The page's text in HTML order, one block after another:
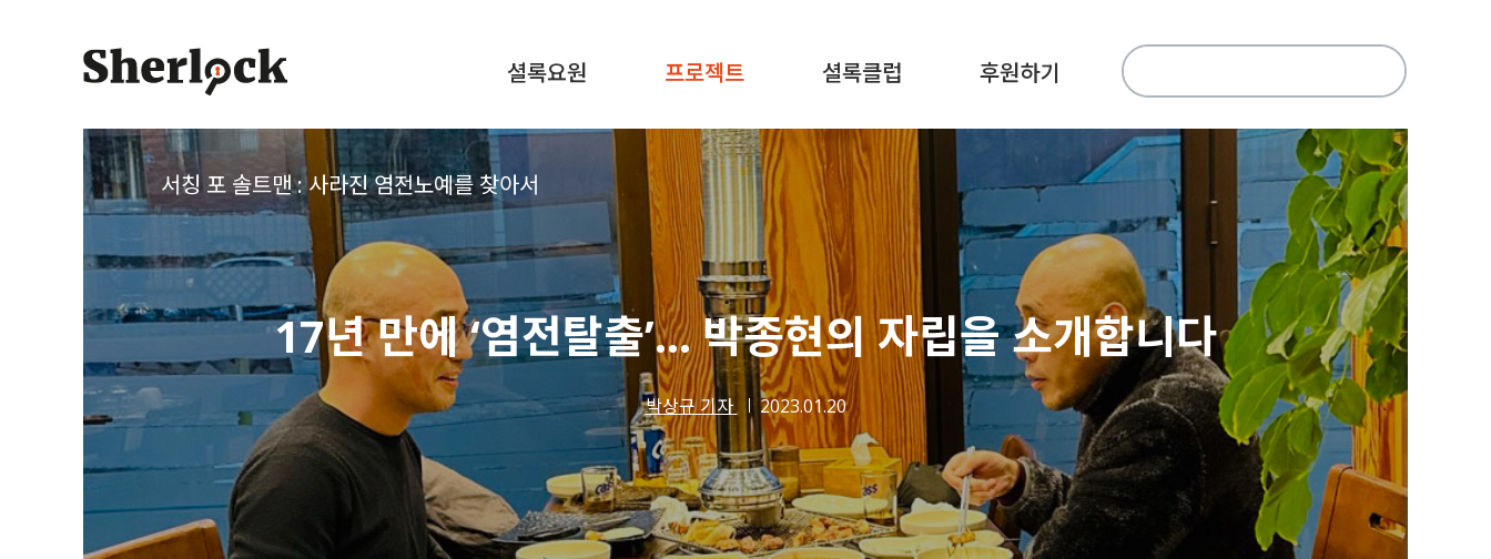
셜록요원 프로젝트 셜록클럽 후원하기
검
색:
서칭 포 솔트맨 : 사라진 염전노예를 찾아서
17년 만에 ‘염전탈출’… 박종현의 자립을 소개합니다
박상규 기자 2023.01.20